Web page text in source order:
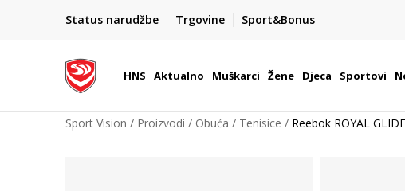
Status narudžbe Trgovine Sport&Bonus
BOX NOW
Dostava 1,50 €
| Više od 800 paketomata u Hrvatskoj
HNS Aktualno Muškarci Žene Djeca Sportovi
Sport Vision Proizvodi Obuća Tenisice Reebok ROYAL